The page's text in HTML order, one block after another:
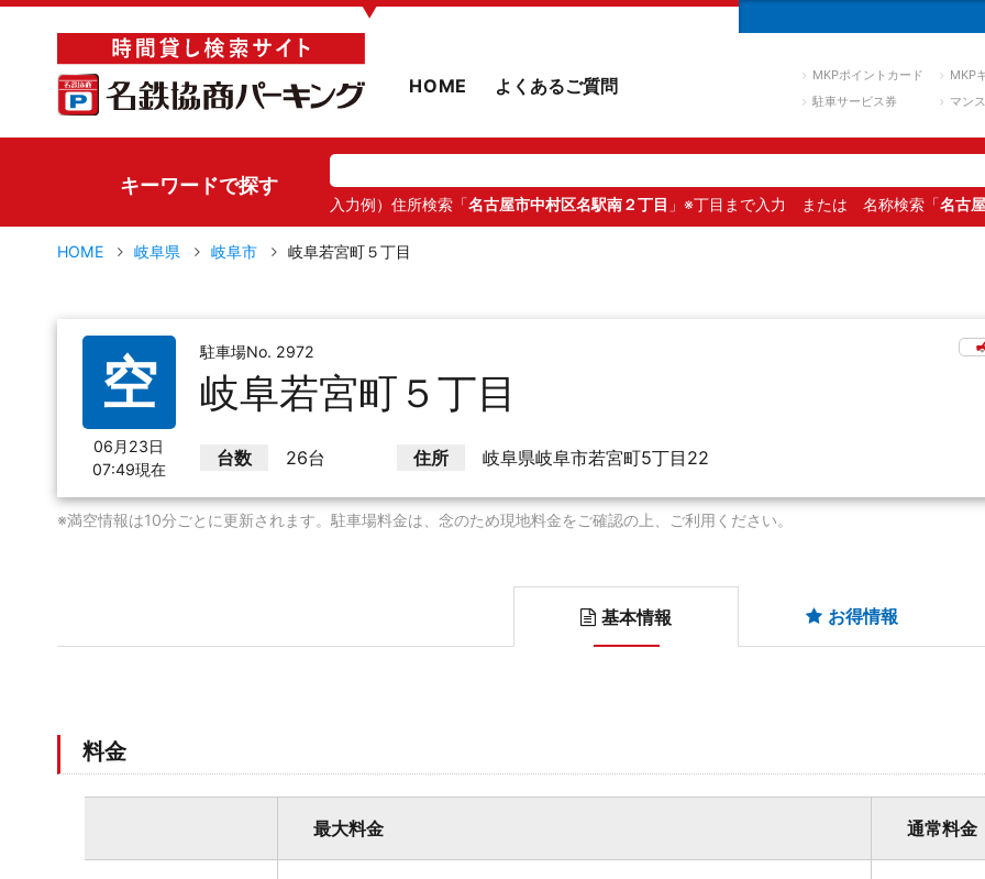
▼
HOME よくあるご質問 MKPポイントカード
MKP
駐車サービス券
マン
キーワードで探す
入力例）住所検索「名古屋市中村区名駅南２丁目 」※丁目まで入力 または 名称検索「名古
HOME 岐阜県 岐阜市 岐阜若宮町５丁目
空
06月23日
07:49現在
駐車場No. 2972
岐阜若宮町５丁目
台数 26台 住所 岐阜県岐阜市若宮町5丁目22
※満空情報は10分ごとに更新されます。駐車場料金は、念のため現地料金をご確認の上、ご利用ください。
基本情報 お得情報
料金
最大料金 通常料金